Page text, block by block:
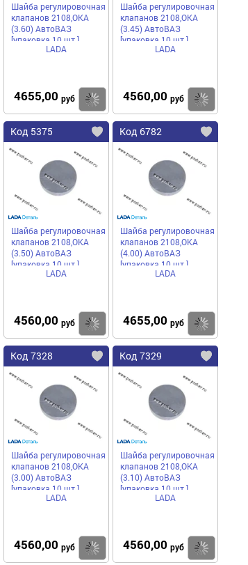
Шайба регулировочная
клапанов 2108,ОКА
(3.60) АвтоВАЗ
[упаковка 10 шт.]
LADA
4655,00 руб Купить
Шайба регулировочная
клапанов 2108,ОКА
(3.45) АвтоВАЗ
[упаковка 10 шт.]
LADA
4560,00 руб
Код 5375
Шайба регулировочная
клапанов 2108,ОКА
(3.50) АвтоВАЗ
[упаковка 10 шт.]
LADA
4560,00 руб Купить
Код 6782
Шайба регулировочная
клапанов 2108,ОКА
(4.00) АвтоВАЗ
[упаковка 10 шт.]
LADA
4655,00 руб
Код 7328
Шайба регулировочная
клапанов 2108,ОКА
(3.00) АвтоВАЗ
[упаковка 10 шт.]
LADA
4560,00 руб Купить
Код 7329
Шайба регулировочная
клапанов 2108,ОКА
(3.10) АвтоВАЗ
[упаковка 10 шт.]
LADA
4560,00 руб